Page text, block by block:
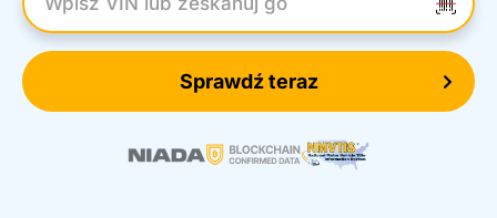
Wpisz numer VIN
Sprawdź teraz